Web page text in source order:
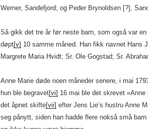
Werner, Sandefjord; og Peder Brynoldsen [?],
Så gikk det tre år før neste barn, som også var
døpt[v] 10 samme måned. Han fikk navnet Hans
Margrete Maria Hvidt; Sr. Ole Gogstad; Sr.
Anne Marie døde noen måneder senere, i mai
hun ble begravet[vi] 16 mai ble det skrevet
det åpnet skifte[vii] efter Jens Lie’s hustru Anne
seg pånytt, siden han hadde flere nokså små